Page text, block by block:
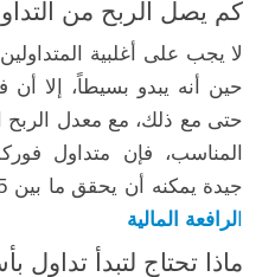
كم يصل الربح من
لا يجب على أغلبية
حين أنه يبدو بسيطاً، إلا أن
حتى مع ذلك، مع معدل الربح
المناسب، فإن متداول
جيدة يمكنه أن يحقق ما بين 5 و 15% أرباح شهرياً بفضل
لرافعة المالية
ماذا تحتاج لتبدأ تداول